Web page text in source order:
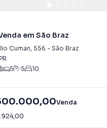
em São Braz
Cuman, 556 - São Braz
5 5 10
Venda